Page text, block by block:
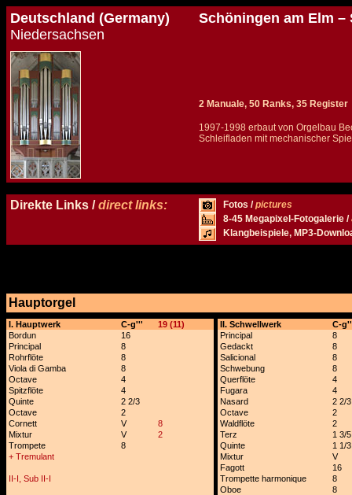
Deutschland (Germany)
Niedersachsen
Schöningen am Elm –
2 Manuale, 50 Ranks, 35 Register
1997-1998 erbaut von Orgelbau
Schleifladen mit mechanischer
Direkte Links /direct links: Fotos /pictures
8-45 Megapixel-Fotogalerie /
Klangbeispiele, MP3-
Hauptorgel
I. Hauptwerk C-g''' 19 (11) II. Schwellwerk
C-
Bordun
16 Principal
8
Principal
8 Gedackt
8
Rohrflöte
8 Salicional
8
Viola di Gamba
8 Schwebung
8
Octave
4 Querflöte
4
Spitzflöte
4 Fugara
4
Quinte
2 2/3 Nasard
2 2/3
Octave
2 Octave
2
Cornett
V 8 Waldflöte
2
Mixtur
V 2 Terz
1 3/5
Trompete
8 Quinte
1 1/3
+ Tremulant
Mixtur
V
Fagott
16
II-I, Sub II-I
Trompette harmonique
8
Oboe
8